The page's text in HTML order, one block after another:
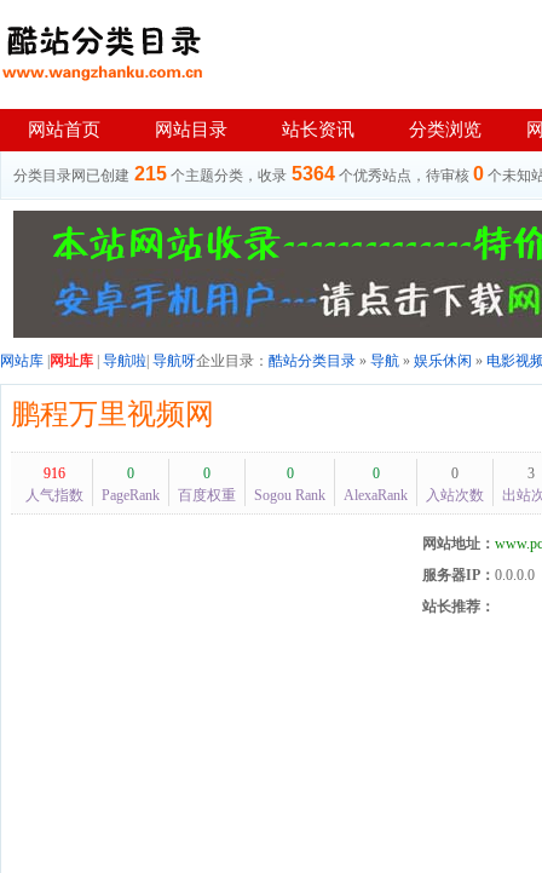
网站首页 网站目录 站长资讯 分类浏览
分类目录网已创建 215 个主题分类，收录 5364 个优秀站点，待审核 0 个未知
网站库 网址库 导航啦 导航呀企业目录： 酷站分类目录 » 导航 » 娱乐休闲 » 电影视
鹏程万里视频网
916
人气指数
0
PageRank
0
百度权重
0
Sogou Rank
0
AlexaRank
0
入站次数
3
出站
网站地址：
服务器IP： 0.0.0.0
站长推荐：